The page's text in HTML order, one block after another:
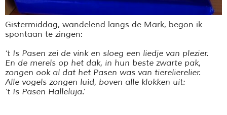
Gistermiddag, wandelend langs de Mark, begon ik
spontaan te zingen:
‘t Is Pasen zei de vink en sloeg een liedje van plezier.
En de merels op het dak, in hun beste zwarte pak,
zongen ook al dat het Pasen was van tierelierelier.
Alle vogels zongen luid, boven alle klokken uit:
‘t Is Pasen Halleluja.’